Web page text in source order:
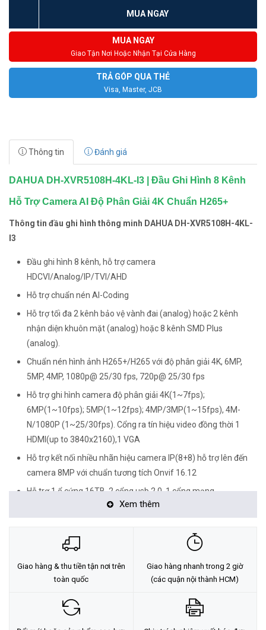
MUA NGAY
MUA NGAY
Giao Tận Nơi Hoặc Nhận Tại Cửa Hàng
TRẢ GÓP QUA THẺ
Visa, Master, JCB
Thông tin Đánh giá
DAHUA DH-XVR5108H-4KL-I3 | Đầu Ghi Hình 8 Kênh
Hỗ Trợ Camera AI Độ Phân Giải 4K Chuẩn H265+
Thông tin đầu ghi hình thông minh DAHUA DH-XVR5108H-4KL-
I3
Đầu ghi hình 8 kênh, hỗ trợ camera
HDCVI/Analog/IP/TVI/AHD
Hỗ trợ chuẩn nén AI-Coding
Hỗ trợ tối đa 2 kênh bảo vệ vành đai (analog) hoặc 2 kênh
nhận diện khuôn mặt (analog) hoặc 8 kênh SMD Plus
(analog).
Chuẩn nén hình ảnh H265+/H265 với độ phân giải 4K, 6MP,
5MP, 4MP, 1080p@ 25/30 fps, 720p@ 25/30 fps
Hỗ trợ ghi hình camera độ phân giải 4K(1~7fps);
6MP(1~10fps); 5MP(1~12fps); 4MP/3MP(1~15fps), 4M-
N/1080P (1~25/30fps). Cổng ra tín hiệu video đồng thời 1
HDMI(up to 3840x2160),1 VGA
Hỗ trợ kết nối nhiều nhãn hiệu camera IP(8+8) hỗ trợ lên đến
camera 8MP với chuẩn tương tích Onvif 16.12
Hỗ trợ 1 ổ cứng 16TB, 2 cổng usb 2.0, 1 cổng mạng
RJ45(10/100/1000Mbps), hỗ trợ điều kiển quay quét 3D thông
minh với giao thức Dahua
Hỗ trợ xem lại và trực tiếp qua mạng máy tính thiết bị di động,
hỗ trợ cấu hình thông minh qua P2P, 1 cổng audio vào ra hỗ
trợ đàm thoại hai chiều, quản lý đồng thời 128 tài khoản kết
Hỗ trợ truyền tải âm thanh, báo động qua cáp đồng trục
Xem thêm
Giao hàng & thu tiền tận nơi trên
toàn quốc
Giao hàng nhanh trong 2 giờ
(các quận nội thành HCM)